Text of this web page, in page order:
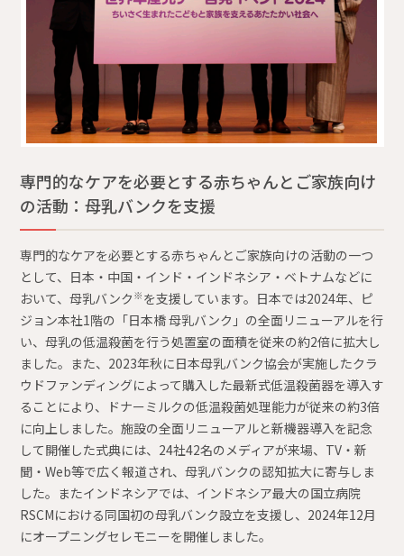
専門的なケアを必要とする赤ちゃんとご家族向け
の活動：母乳バンクを支援
専門的なケアを必要とする赤ちゃんとご家族向けの活動の一つ
として、日本・中国・インド・インドネシア・ベトナムなどに
おいて、母乳バンク ※ を支援しています。日本では2024年、ピ
ジョン本社1階の「日本橋 母乳バンク」の全面リニューアルを行
い、母乳の低温殺菌を行う処置室の面積を従来の約2倍に拡大し
ました。また、2023年秋に日本母乳バンク協会が実施したクラ
ウドファンディングによって購入した最新式低温殺菌器を導入す
ることにより、ドナーミルクの低温殺菌処理能力が従来の約3倍
に向上しました。施設の全面リニューアルと新機器導入を記念
して開催した式典には、24社42名のメディアが来場、TV・新
聞・Web等で広く報道され、母乳バンクの認知拡大に寄与しま
した。またインドネシアでは、インドネシア最大の国立病院
RSCMにおける同国初の母乳バンク設立を支援し、2024年12月
にオープニングセレモニーを開催しました。